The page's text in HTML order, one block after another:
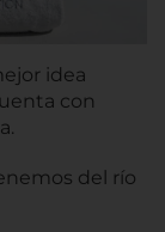
idea
con
del río